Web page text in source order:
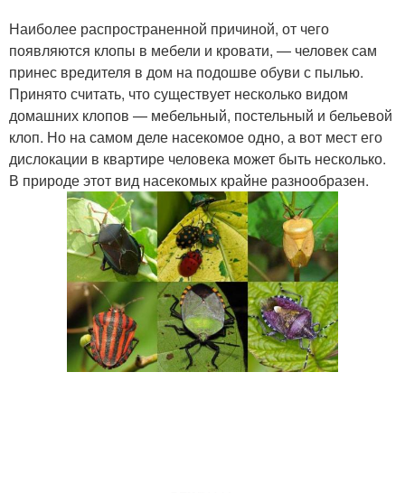
Наиболее распространенной причиной, от чего
появляются клопы в мебели и кровати, — человек сам
принес вредителя в дом на подошве обуви с пылью.
Принято считать, что существует несколько видом
домашних клопов — мебельный, постельный и бельевой
клоп. Но на самом деле насекомое одно, а вот мест его
дислокации в квартире человека может быть несколько.
В природе этот вид насекомых крайне разнообразен.